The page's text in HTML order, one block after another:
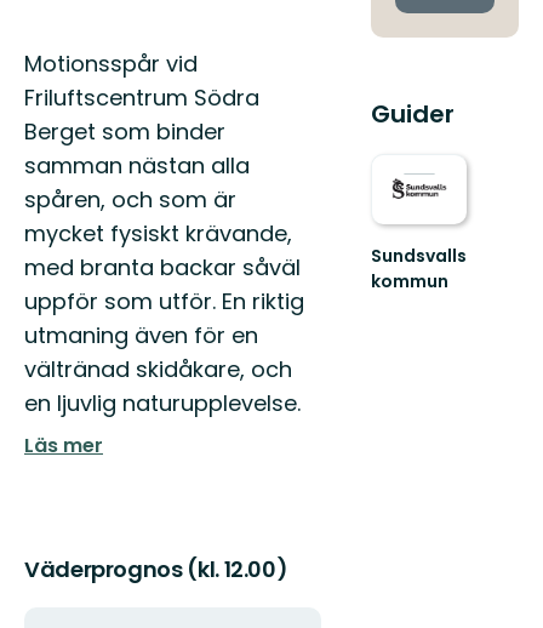
Beskrivning
Motionsspår vid
Friluftscentrum Södra
Berget som binder
samman nästan alla
spåren, och som är
mycket fysiskt krävande,
med branta backar såväl
uppför som utför. En riktig
utmaning även för en
vältränad skidåkare, och
en ljuvlig naturupplevelse.
Läs mer
Väderprognos (kl. 12.00)
Guider
Sundsvalls
kommun